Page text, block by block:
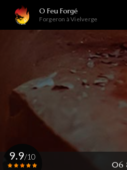
contenu
O Feu Forgé
Forgeron à Vielverge
06
9.9/10